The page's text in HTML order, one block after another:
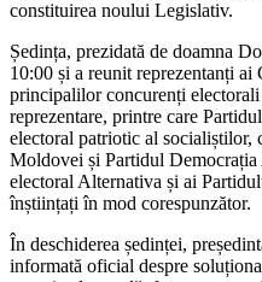
constituirea noului Legislativ.
Ședința, prezidată de doamna
10:00 și a reunit reprezentanți
principalilor concurenți electorali
reprezentare, printre care
electoral patriotic al
Moldovei și Partidul
electoral Alternativa și ai
înștiințați în mod corespunzător.
În deschiderea ședinței,
informată oficial despre